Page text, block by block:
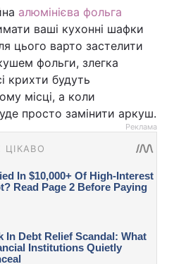
алюмінієва фольга
ваші кухонні шафки
цього варто застелити
фольги, злегка
крихти будуть
місці, а коли
просто замінити аркуш.
Реклама